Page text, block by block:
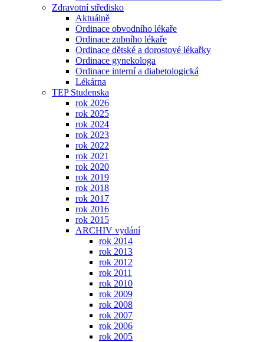
Zdravotní středisko
Aktuálně
Ordinace obvodního lékaře
Ordinace zubního lékaře
Ordinace dětské a dorostové lékařky
Ordinace gynekologa
Ordinace interní a diabetologická
Lékárna
TEP Studenska
rok 2026
rok 2025
rok 2024
rok 2023
rok 2022
rok 2021
rok 2020
rok 2019
rok 2018
rok 2017
rok 2016
rok 2015
ARCHIV vydání
rok 2014
rok 2013
rok 2012
rok 2011
rok 2010
rok 2009
rok 2008
rok 2007
rok 2006
rok 2005